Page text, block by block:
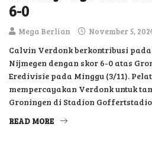
6-0
Mega Berlian November 5,
Calvin Verdonk berkontribusi pada
Nijmegen dengan skor 6-0 atas
Eredivisie pada Minggu (3/11).
mempercayakan Verdonk untuk
Groningen di Stadion
READ MORE